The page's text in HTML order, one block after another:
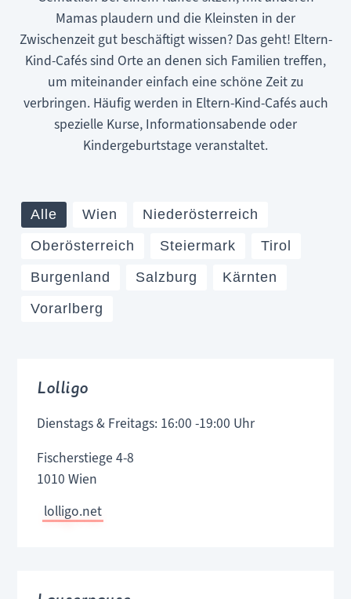
Mamas plaudern und die Kleinsten in der
Zwischenzeit gut beschäftigt wissen? Das geht! Eltern-
Kind-Cafés sind Orte an denen sich Familien treffen,
um miteinander einfach eine schöne Zeit zu
verbringen. Häufig werden in Eltern-Kind-Cafés auch
spezielle Kurse, Informationsabende oder
Kindergeburtstage veranstaltet.
Alle Wien
Niederösterreich
Oberösterreich
Steiermark
Tirol
Burgenland
Salzburg
Kärnten
Vorarlberg
Lolligo
Dienstags & Freitags: 16:00 -19:00 Uhr
Fischerstiege 4-8
1010 Wien
lolligo.net